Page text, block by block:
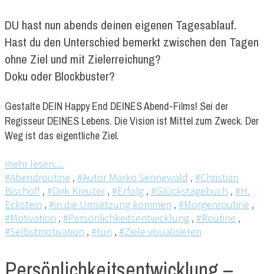
DU hast nun abends deinen eigenen Tagesablauf.
Hast du den Unterschied bemerkt zwischen den Tagen
ohne Ziel und mit Zielerreichung?
Doku oder Blockbuster?
Gestalte DEIN Happy End DEINES Abend-Films! Sei der
Regisseur DEINES Lebens. Die Vision ist Mittel zum Zweck. Der
Weg ist das eigentliche Ziel.
mehr lesen....
#Abendroutine , #Autor Marko Sennewald , #Christian
Bischoff , #Dirk Kreuter, #Erfolg , #Glückstagebuch , #H.
Eckstein , #in die Umsetzung kommen , #Morgenroutine ,
#Motivation , #Persönlichkeitsentwicklung , #Routine ,
#Selbstmotivation , #tun , #Ziele visualisieren